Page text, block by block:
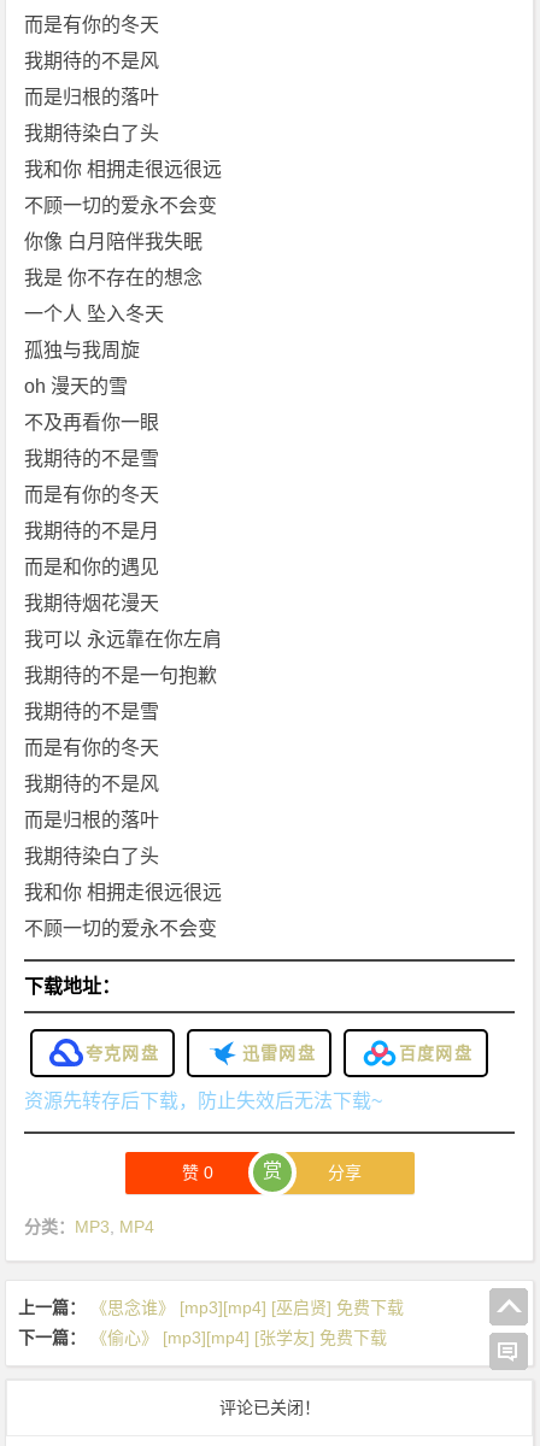
而是有你的冬天
我期待的不是风
而是归根的落叶
我期待染白了头
我和你 相拥走很远很远
不顾一切的爱永不会变
你像 白月陪伴我失眠
我是 你不存在的想念
一个人 坠入冬天
孤独与我周旋
oh 漫天的雪
不及再看你一眼
我期待的不是雪
而是有你的冬天
我期待的不是月
而是和你的遇见
我期待烟花漫天
我可以 永远靠在你左肩
我期待的不是一句抱歉
我期待的不是雪
而是有你的冬天
我期待的不是风
而是归根的落叶
我期待染白了头
我和你 相拥走很远很远
不顾一切的爱永不会变
下载地址：
夸克网盘 迅雷网盘 百度网盘
资源先转存后下载，防止失效后无法下载~
赞0 赏 分享
分类： MP3 MP4
上一篇：
《思念谁》 [mp3][mp4] [巫启贤] 免费下载
下一篇：
《偷心》 [mp3][mp4] [张学友] 免费下载
评论已关闭！